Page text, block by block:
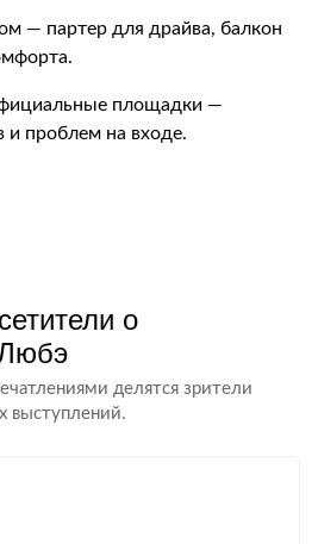
— партер для драйва, балкон
площадки —
и проблем на входе.
о
делятся зрители
выступлений.